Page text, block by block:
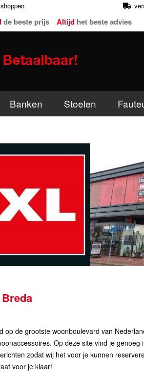
de beste prijs Altijd het beste advies
Banken Stoelen
op de grootste woonboulevard van
Op deze site vind je
zodat wij het voor je kunnen
voor je klaar!